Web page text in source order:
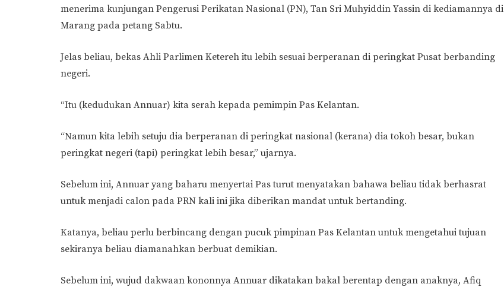
menerima kunjungan Pengerusi Perikatan Nasional (PN), Tan Sri Muhyiddin Yassin di kediamannya di
Marang pada petang Sabtu.
Jelas beliau, bekas Ahli Parlimen Ketereh itu lebih sesuai berperanan di peringkat Pusat berbanding
negeri.
“Itu (kedudukan Annuar) kita serah kepada pemimpin Pas Kelantan.
“Namun kita lebih setuju dia berperanan di peringkat nasional (kerana) dia tokoh besar, bukan
peringkat negeri (tapi) peringkat lebih besar,” ujarnya.
Sebelum ini, Annuar yang baharu menyertai Pas turut menyatakan bahawa beliau tidak berhasrat
untuk menjadi calon pada PRN kali ini jika diberikan mandat untuk bertanding.
Katanya, beliau perlu berbincang dengan pucuk pimpinan Pas Kelantan untuk mengetahui tujuan
sekiranya beliau diamanahkan berbuat demikian.
Sebelum ini, wujud dakwaan kononnya Annuar dikatakan bakal berentap dengan anaknya, Afiq